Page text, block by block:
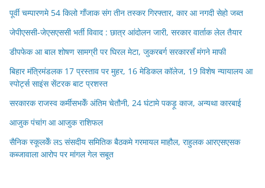
पूर्वी चम्पारणमे 54 किलो गाँजाक संग तीन तस्कर गिरफ्तार, कार आ नगदी सेहो जब्त
जेपीएससी-जेएसएससी भर्ती विवाद : छात्र आंदोलन जारी, सरकार वार्ताक लेल तैयार
डीपफेक आ बाल शोषण सामग्री पर घिरल मेटा, जुकरबर्ग सरकारसँ मंगने माफी
बिहार मंत्रिमंडलक 17 प्रस्ताव पर मुहर, 16 मेडिकल कॉलेज, 19 विशेष न्यायालय आ
स्पोर्ट्स साइंस सेंटरक बाट प्रशस्त
सरकारक राजस्व कर्मीसभकेँ अंतिम चेतौनी, 24 घंटामे पकड़ू काज, अन्यथा कारबाई
आजुक पंचांग आ आजुक राशिफल
सैनिक स्कूलकेँ लऽ संसदीय समितिक बैठकमे गरमायल माहौल, राहुलक आरएसएसक
कब्जावाला आरोप पर मांगल गेल सबूत